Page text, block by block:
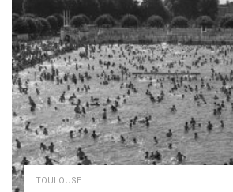
TOULOUSE